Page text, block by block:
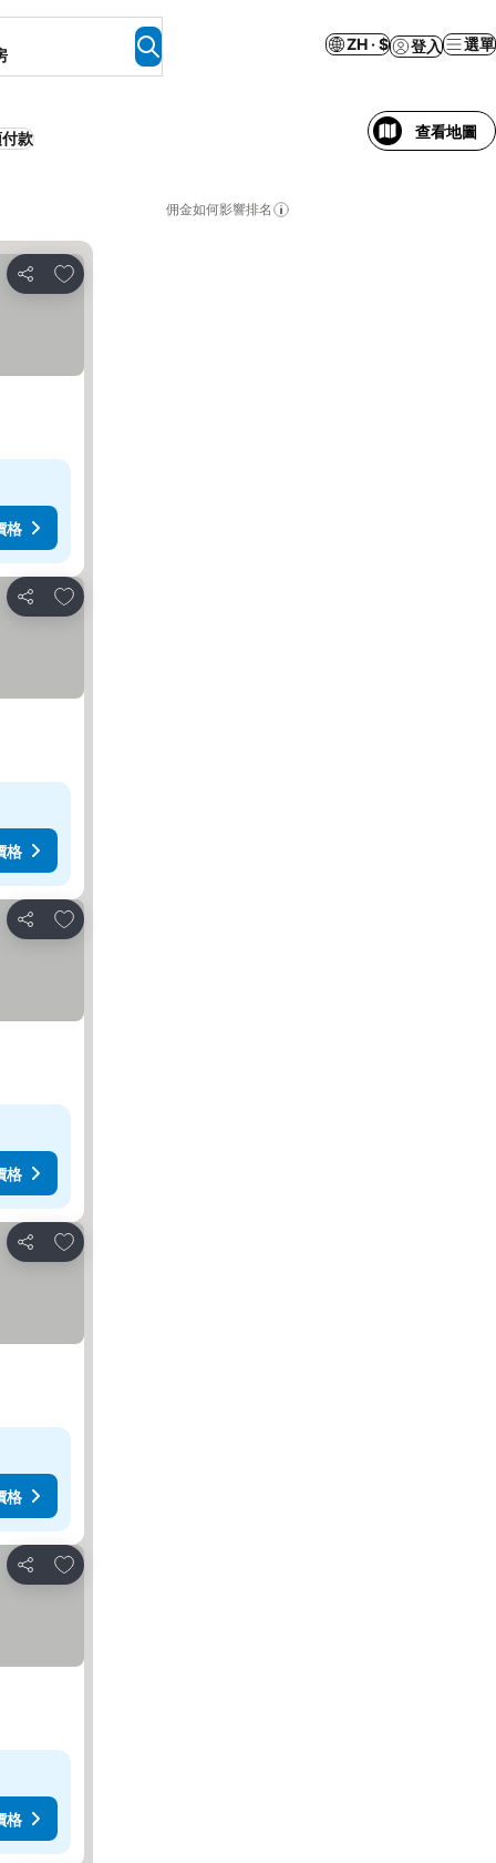
ZH · $ 登入 選單
款 查看地圖
佣金如何影響排名
分享
放到收藏夾
格
分享
放到收藏夾
格
分享
放到收藏夾
格
分享
放到收藏夾
格
分享
放到收藏夾
格